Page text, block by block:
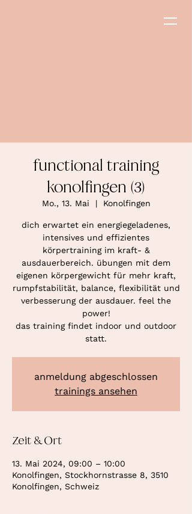
functional training
konolfingen (3)
Mo., 13. Mai
  |
Konolfingen
dich erwartet ein energiegeladenes,
intensives und effizientes
körpertraining im kraft- &
ausdauerbereich. übungen mit dem
eigenen körpergewicht für mehr kraft,
rumpfstabilität, balance, flexibilität und
verbesserung der ausdauer. feel the
power!
das training findet indoor und outdoor
statt.
anmeldung abgeschlossen
trainings ansehen
Zeit & Ort
13. Mai 2024, 09:00 – 10:00
Konolfingen, Stockhornstrasse 8, 3510
Konolfingen, Schweiz